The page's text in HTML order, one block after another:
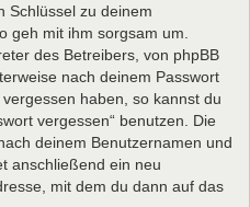
Schlüssel zu deinem
geh mit ihm sorgsam um.
des Betreibers, von phpBB
nach deinem Passwort
haben, so kannst du
vergessen“ benutzen. Die
deinem Benutzernamen und
anschließend ein neu
mit dem du dann auf das